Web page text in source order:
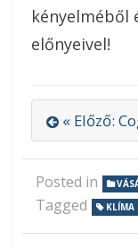
kényelméből
előnyeivel!
« Előző:
Posted in
Tagged KLÍMA